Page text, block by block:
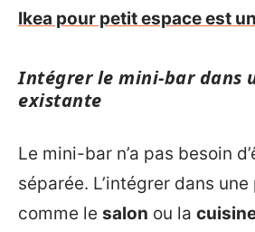
Ikea pour petit espace est
Intégrer le mini-bar dans
existante
Le mini-bar n’a pas besoin
séparée. L’intégrer dans
comme le salon ou la